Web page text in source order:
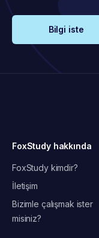
Bilgi iste
FoxStudy hakkında
FoxStudy kimdir?
İletişim
Bizimle çalışmak ister
misiniz?